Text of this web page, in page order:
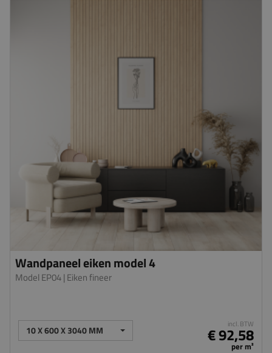
Wandpaneel eiken model 4
Model EP04| Eiken fineer
10 X 600 X 3040 MM incl. BTW
€ 92,58
per m²